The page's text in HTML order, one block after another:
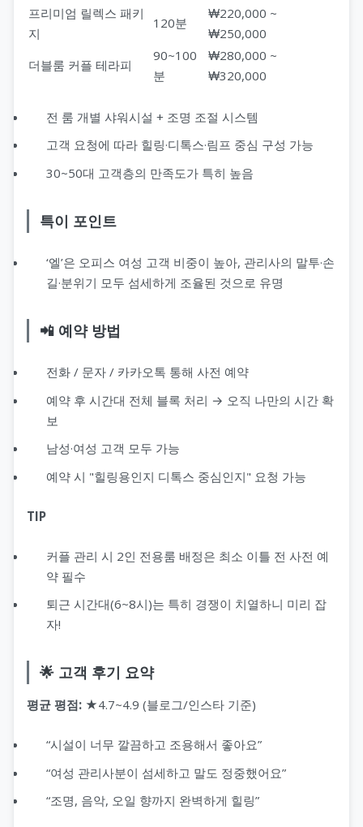
프리미엄 릴렉스 패키
지
120분
₩220,000 ~
₩250,000
더블룸 커플 테라피
90~100
분
₩280,000 ~
₩320,000
전 룸 개별 샤워시설 + 조명 조절 시스템
고객 요청에 따라 힐링·디톡스·림프 중심 구성 가능
30~50대 고객층의 만족도가 특히 높음
특이 포인트
‘엘’은 오피스 여성 고객 비중이 높아, 관리사의 말투·손
길·분위기 모두 섬세하게 조율된 것으로 유명
📲 예약 방법
전화 / 문자 / 카카오톡 통해 사전 예약
예약 후 시간대 전체 블록 처리 → 오직 나만의 시간 확
보
남성·여성 고객 모두 가능
예약 시 "힐링용인지 디톡스 중심인지" 요청 가능
TIP
커플 관리 시 2인 전용룸 배정은 최소 이틀 전 사전 예
약 필수
퇴근 시간대(6~8시)는 특히 경쟁이 치열하니 미리 잡
자!
🌟 고객 후기 요약
평균 평점: ★4.7~4.9 (블로그/인스타 기준)
“시설이 너무 깔끔하고 조용해서 좋아요”
“여성 관리사분이 섬세하고 말도 정중했어요”
“조명, 음악, 오일 향까지 완벽하게 힐링”